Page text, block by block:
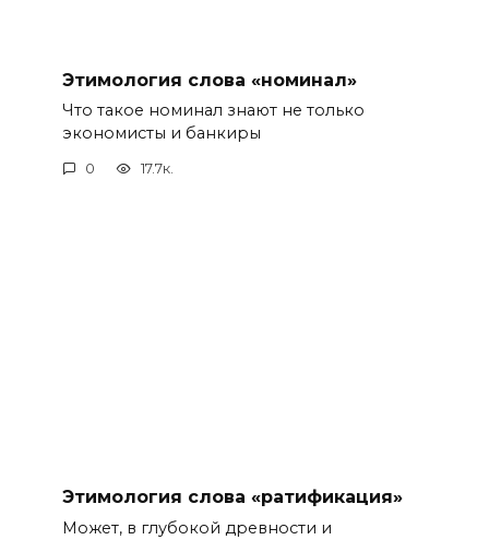
Этимология слова «номинал»
Что такое номинал знают не только
экономисты и банкиры
0 17.7к.
Этимология слова «ратификация»
Может, в глубокой древности и